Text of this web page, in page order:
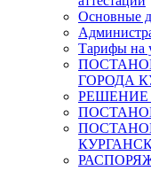
Основные
Тарифы на
ГОРОДА
РЕШЕНИЕ